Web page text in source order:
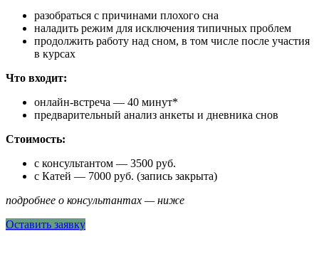
разобраться с причинами плохого сна
наладить режим для исключения типичных проблем
продолжить работу над сном, в том числе после участия
в курсах
Что входит:
онлайн-встреча — 40 минут*
предварительный анализ анкеты и дневника снов
Стоимость:
с консультантом — 3500 руб.
с Катей — 7000 руб. (запись закрыта)
подробнее о консультантах — ниже
Оставить заявку